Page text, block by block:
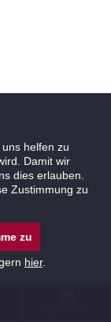
helfen zu
Damit wir
dies erlauben.
Zustimmung zu
zu
hier.